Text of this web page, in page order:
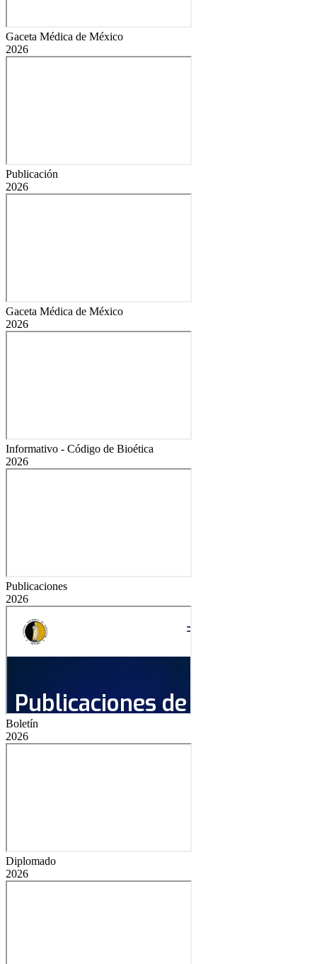
Gaceta Médica de México
2026
Publicación
2026
Gaceta Médica de México
2026
Informativo - Código de Bioética
2026
Publicaciones
2026
Boletín
2026
Diplomado
2026